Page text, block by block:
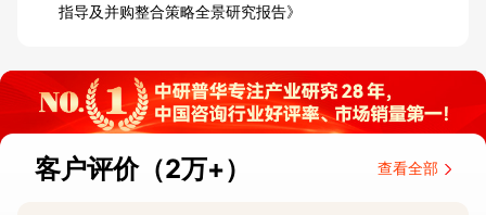
指导及并购整合策略全景研究报告》
客户评价（2万+） 查看全部